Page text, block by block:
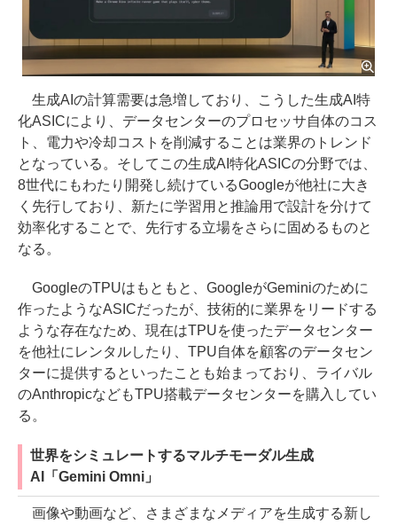
生成AIの計算需要は急増しており、こうした生成AI特
化ASICにより、データセンターのプロセッサ自体のコス
ト、電力や冷却コストを削減することは業界のトレンド
となっている。そしてこの生成AI特化ASICの分野では、
8世代にもわたり開発し続けているGoogleが他社に大き
く先行しており、新たに学習用と推論用で設計を分けて
効率化することで、先行する立場をさらに固めるものと
なる。
GoogleのTPUはもともと、GoogleがGeminiのために
作ったようなASICだったが、技術的に業界をリードする
ような存在なため、現在はTPUを使ったデータセンター
を他社にレンタルしたり、TPU自体を顧客のデータセン
ターに提供するといったことも始まっており、ライバル
のAnthropicなどもTPU搭載データセンターを購入してい
る。
世界をシミュレートするマルチモーダル生成
AI「Gemini Omni」
画像や動画など、さまざまなメディアを生成する新し